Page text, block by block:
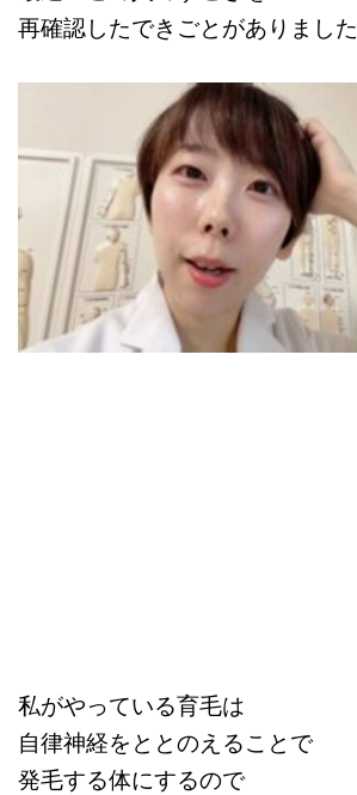
再確認したできごとがありました
私がやっている育毛は
自律神経をととのえることで
発毛する体にするので